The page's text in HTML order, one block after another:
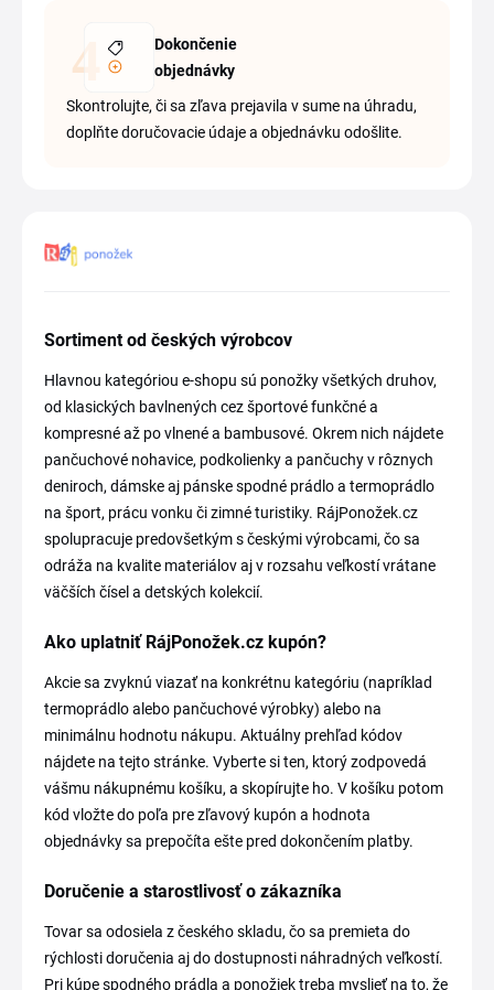
Dokončenie
objednávky
Skontrolujte, či sa zľava prejavila v sume na úhradu,
doplňte doručovacie údaje a objednávku odošlite.
Sortiment od českých výrobcov
Hlavnou kategóriou e-shopu sú ponožky všetkých druhov,
od klasických bavlnených cez športové funkčné a
kompresné až po vlnené a bambusové. Okrem nich nájdete
pančuchové nohavice, podkolienky a pančuchy v rôznych
deniroch, dámske aj pánske spodné prádlo a termoprádlo
na šport, prácu vonku či zimné turistiky. RájPonožek.cz
spolupracuje predovšetkým s českými výrobcami, čo sa
odráža na kvalite materiálov aj v rozsahu veľkostí vrátane
väčších čísel a detských kolekcií.
Ako uplatniť RájPonožek.cz kupón?
Akcie sa zvyknú viazať na konkrétnu kategóriu (napríklad
termoprádlo alebo pančuchové výrobky) alebo na
minimálnu hodnotu nákupu. Aktuálny prehľad kódov
nájdete na tejto stránke. Vyberte si ten, ktorý zodpovedá
vášmu nákupnému košíku, a skopírujte ho. V košíku potom
kód vložte do poľa pre zľavový kupón a hodnota
objednávky sa prepočíta ešte pred dokončením platby.
Doručenie a starostlivosť o zákazníka
Tovar sa odosiela z českého skladu, čo sa premieta do
rýchlosti doručenia aj do dostupnosti náhradných veľkostí.
Pri kúpe spodného prádla a ponožiek treba myslieť na to, že